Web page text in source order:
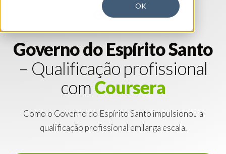
OK
GovernodoEspíritoSanto
– Qualificação profissional
comCoursera
Como o Governo do Espírito Santo impulsionou a
qualificação profissional em larga escala.